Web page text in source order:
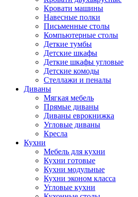
Кровати машины
Навесные полки
Письменные столы
Компьютерные столы
Деткие тумбы
Детские шкафы
Деткие шкафы угловые
Детские комоды
Стеллажи и пеналы
Диваны
Мягкая мебель
Прямые диваны
Диваны еврокнижка
Угловые диваны
Кресла
Кухни
Мебель для кухни
Кухни готовые
Кухни модульные
Кухни эконом класса
Угловые кухни